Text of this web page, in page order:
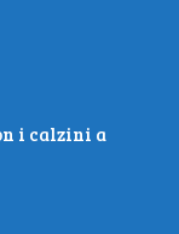
i calzini a